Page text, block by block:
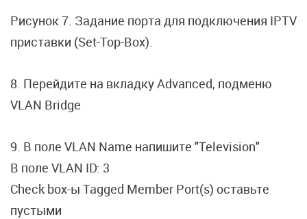
Рисунок 7. Задание порта для подключения IPTV
приставки (Set-Top-Box).
8. Перейдите на вкладку Advanced, подменю
VLAN Bridge
9. В поле VLAN Name напишите "Television"
В поле VLAN ID: 3
Check box-ы Tagged Member Port(s) оставьте
пустыми